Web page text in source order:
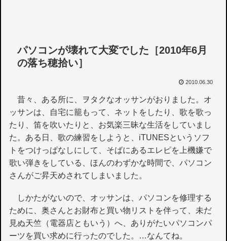
パソコンが壊れて大変でした［2010年6月
の落ち穂拾い］
2010.06.30
昔々、ある所に、ヲタクなオッサンがおりました。オ
ッサンは、自宅に籠もって、ネットをしたり、歌を歌っ
たり、笛を吹いたりと、お気楽三昧な生活をしていまし
た。ある日、歌の練習をしようと、iTUNESというソフ
トをつけっぱなしにして、そばにあるエレピを上機嫌で
歌い弾きをしている、ほんのわずかな時間で、パソコン
さんがご昇天めされてしまいました。
しかたがないので、オッサンは、パソコンを修理する
ために、奥さんとお財布と買い物リストを伴って、未だ
見ぬ天竺（電器店ともいう）へ、ありがたいパソコンパ
ーツを買い求めに行ったのでした。…なんてね。